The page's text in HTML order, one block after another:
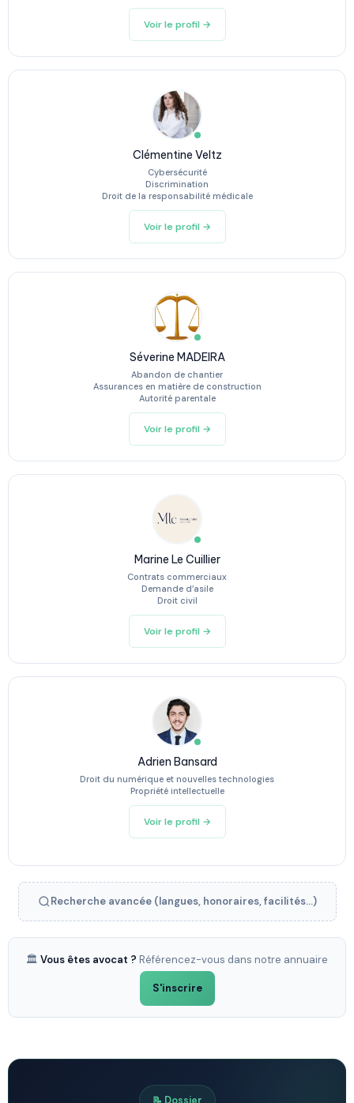
Voir le profil →
Clémentine Veltz
Cybersécurité
Discrimination
Droit de la responsabilité médicale
Voir le profil →
Séverine MADEIRA
Abandon de chantier
Assurances en matière de construction
Autorité parentale
Voir le profil →
Marine Le Cuillier
Contrats commerciaux
Demande d’asile
Droit civil
Voir le profil →
Adrien Bansard
Droit du numérique et nouvelles technologies
Propriété intellectuelle
Voir le profil →
Recherche avancée (langues, honoraires, facilités...)
🏛️ Vous êtes avocat ? Référencez-vous dans notre annuaire
S'inscrire
📝 Dossier